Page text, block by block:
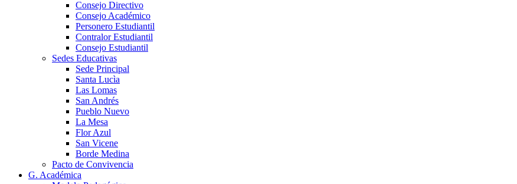
Consejo Directivo
Consejo Académico
Personero Estudiantil
Contralor Estudiantil
Consejo Estudiantil
Sedes Educativas
Sede Principal
Santa Lucìa
Las Lomas
San Andrés
Pueblo Nuevo
La Mesa
Flor Azul
San Vicene
Borde Medina
Pacto de Convivencia
G. Académica